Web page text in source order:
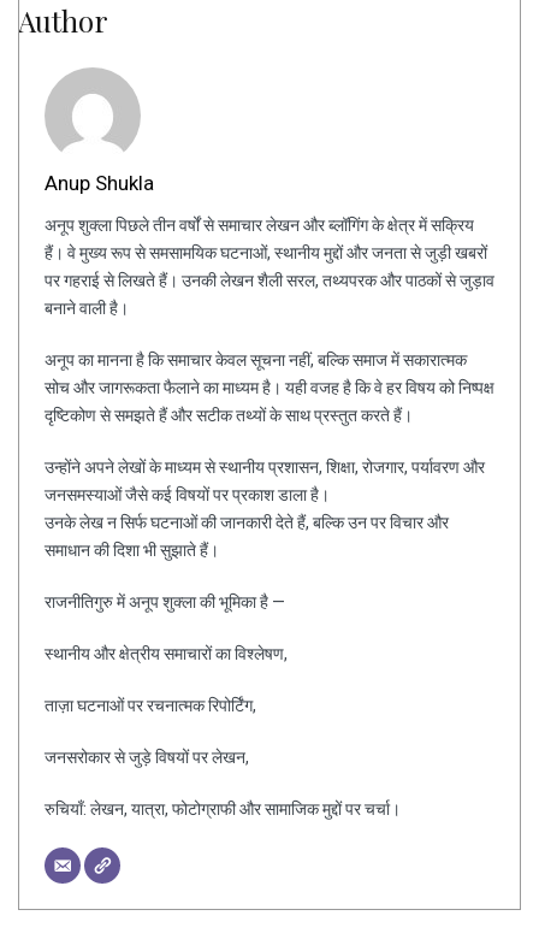
Author
Anup Shukla
अनूप शुक्ला पिछले तीन वर्षों से समाचार लेखन और ब्लॉगिंग के क्षेत्र में सक्रिय
हैं। वे मुख्य रूप से समसामयिक घटनाओं, स्थानीय मुद्दों और जनता से जुड़ी खबरों
पर गहराई से लिखते हैं। उनकी लेखन शैली सरल, तथ्यपरक और पाठकों से जुड़ाव
बनाने वाली है।
अनूप का मानना है कि समाचार केवल सूचना नहीं, बल्कि समाज में सकारात्मक
सोच और जागरूकता फैलाने का माध्यम है। यही वजह है कि वे हर विषय को निष्पक्ष
दृष्टिकोण से समझते हैं और सटीक तथ्यों के साथ प्रस्तुत करते हैं।
उन्होंने अपने लेखों के माध्यम से स्थानीय प्रशासन, शिक्षा, रोजगार, पर्यावरण और
जनसमस्याओं जैसे कई विषयों पर प्रकाश डाला है।
उनके लेख न सिर्फ घटनाओं की जानकारी देते हैं, बल्कि उन पर विचार और
समाधान की दिशा भी सुझाते हैं।
राजनीतिगुरु में अनूप शुक्ला की भूमिका है —
स्थानीय और क्षेत्रीय समाचारों का विश्लेषण,
ताज़ा घटनाओं पर रचनात्मक रिपोर्टिंग,
जनसरोकार से जुड़े विषयों पर लेखन,
रुचियाँ: लेखन, यात्रा, फोटोग्राफी और सामाजिक मुद्दों पर चर्चा।